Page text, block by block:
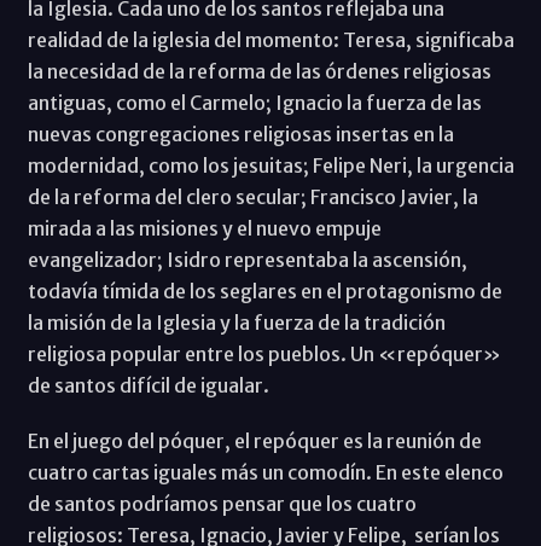
la Iglesia. Cada uno de los santos reflejaba una
realidad de la iglesia del momento: Teresa, significaba
la necesidad de la reforma de las órdenes religiosas
antiguas, como el Carmelo; Ignacio la fuerza de las
nuevas congregaciones religiosas insertas en la
modernidad, como los jesuitas; Felipe Neri, la urgencia
de la reforma del clero secular; Francisco Javier, la
mirada a las misiones y el nuevo empuje
evangelizador; Isidro representaba la ascensión,
todavía tímida de los seglares en el protagonismo de
la misión de la Iglesia y la fuerza de la tradición
religiosa popular entre los pueblos. Un «repóquer»
de santos difícil de igualar.
En el juego del póquer, el repóquer es la reunión de
cuatro cartas iguales más un comodín. En este elenco
de santos podríamos pensar que los cuatro
religiosos: Teresa, Ignacio, Javier y Felipe, serían los